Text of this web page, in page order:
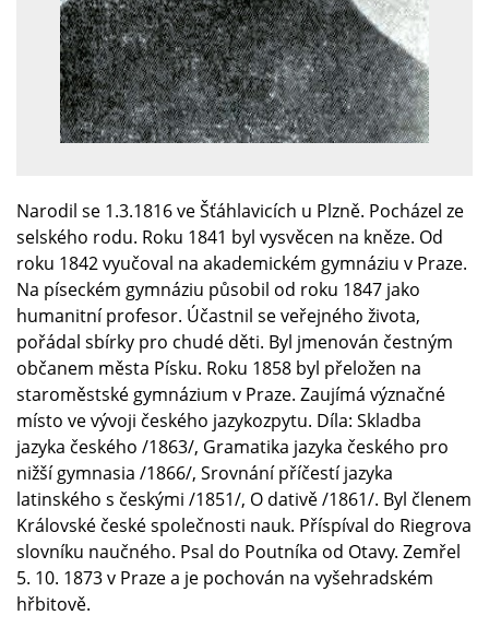
Narodil se 1.3.1816 ve Šťáhlavicích u Plzně. Pocházel ze
selského rodu. Roku 1841 byl vysvěcen na kněze. Od
roku 1842 vyučoval na akademickém gymnáziu v Praze.
Na píseckém gymnáziu působil od roku 1847 jako
humanitní profesor. Účastnil se veřejného života,
pořádal sbírky pro chudé děti. Byl jmenován čestným
občanem města Písku. Roku 1858 byl přeložen na
staroměstské gymnázium v Praze. Zaujímá význačné
místo ve vývoji českého jazykozpytu. Díla: Skladba
jazyka českého /1863/, Gramatika jazyka českého pro
nižší gymnasia /1866/, Srovnání příčestí jazyka
latinského s českými /1851/, O dativě /1861/. Byl členem
Královské české společnosti nauk. Příspíval do Riegrova
slovníku naučného. Psal do Poutníka od Otavy. Zemřel
5. 10. 1873 v Praze a je pochován na vyšehradském
hřbitově.